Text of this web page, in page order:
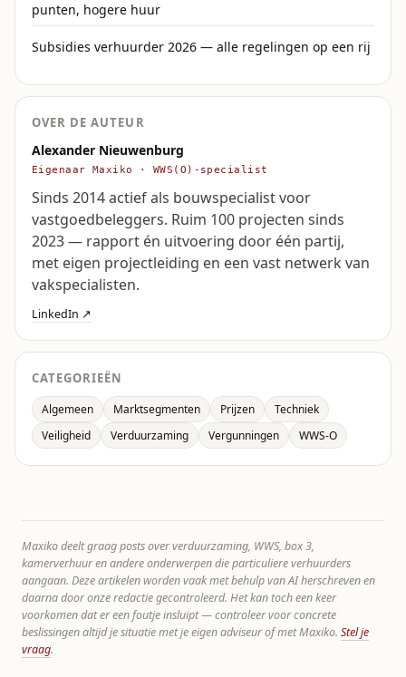
punten, hogere huur
Subsidies verhuurder 2026 — alle regelingen op een rij
OVER DE AUTEUR
Alexander Nieuwenburg
Eigenaar Maxiko · WWS(O)-specialist
Sinds 2014 actief als bouwspecialist voor
vastgoedbeleggers. Ruim 100 projecten sinds
2023 — rapport én uitvoering door één partij,
met eigen projectleiding en een vast netwerk van
vakspecialisten.
LinkedIn ↗
CATEGORIEËN
Algemeen Marktsegmenten Prijzen
Techniek
Veiligheid
Verduurzaming Vergunningen WWS-O
Maxiko deelt graag posts over verduurzaming, WWS, box 3,
kamerverhuur en andere onderwerpen die particuliere verhuurders
aangaan. Deze artikelen worden vaak met behulp van AI herschreven en
daarna door onze redactie gecontroleerd. Het kan toch een keer
voorkomen dat er een foutje insluipt — controleer voor concrete
beslissingen altijd je situatie met je eigen adviseur of met Maxiko. Stel je
vraag.